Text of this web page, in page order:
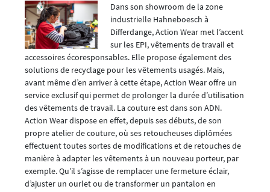
Dans son showroom de la zone
industrielle Hahneboesch à
Differdange, Action Wear met l’accent
sur les EPI, vêtements de travail et
accessoires écoresponsables. Elle propose également des
solutions de recyclage pour les vêtements usagés. Mais,
avant même d’en arriver à cette étape, Action Wear offre un
service exclusif qui permet de prolonger la durée d’utilisation
des vêtements de travail. La couture est dans son ADN.
Action Wear dispose en effet, depuis ses débuts, de son
propre atelier de couture, où ses retoucheuses diplômées
effectuent toutes sortes de modifications et de retouches de
manière à adapter les vêtements à un nouveau porteur, par
exemple. Qu’il s’agisse de remplacer une fermeture éclair,
d’ajuster un ourlet ou de transformer un pantalon en